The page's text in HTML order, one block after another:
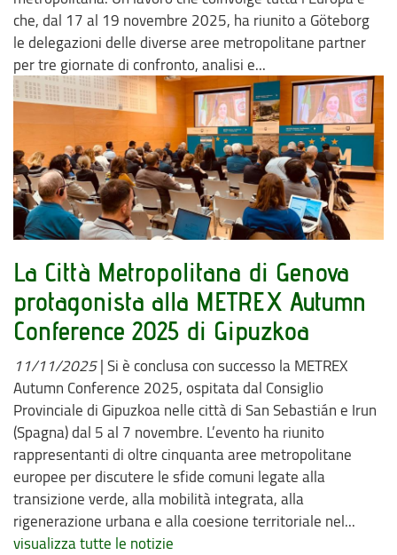
che, dal 17 al 19 novembre 2025, ha riunito a Göteborg
le delegazioni delle diverse aree metropolitane partner
per tre giornate di confronto, analisi e...
La Città Metropolitana di Genova
protagonista alla METREX Autumn
Conference 2025 di Gipuzkoa
11/11/2025| Si è conclusa con successo la METREX
Autumn Conference 2025, ospitata dal Consiglio
Provinciale di Gipuzkoa nelle città di San Sebastián e Irun
(Spagna) dal 5 al 7 novembre. L’evento ha riunito
rappresentanti di oltre cinquanta aree metropolitane
europee per discutere le sfide comuni legate alla
transizione verde, alla mobilità integrata, alla
rigenerazione urbana e alla coesione territoriale nel...
visualizza tutte le notizie